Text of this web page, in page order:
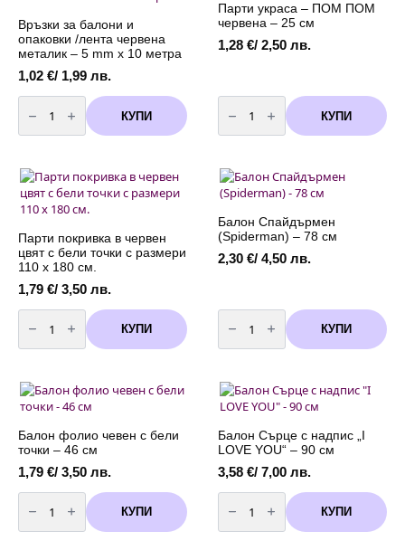
-
5mm
х
20
метра
Връзки за балони и
опаковки /лента червена
металик – 5 mm х 10 метра
1,02 €/ 1,99 лв.
количество
за
Връзки
за
опаковки
/
лента
червена
металик
-
5
mm
х
10
метра
КУПИ
Парти украса – ПОМ ПОМ
червена – 25 см
1,28 €/ 2,50 лв.
количество
за
Парти
украса
ПОМ
червена
-
см
КУПИ
Парти покривка в червен
цвят с бели точки с размери
110 х 180 см.
1,79 €/ 3,50 лв.
количество
за
Парти
покривка
цвят
с
бели
с
размери
110
х
180
см.
КУПИ
Балон Спайдърмен
(Spiderman) – 78 см
2,30 €/ 4,50 лв.
количество
за
Балон
Спайдърмен
78
см
КУПИ
Балон фолио чевен с бели
точки – 46 см
1,79 €/ 3,50 лв.
количество
за
Балон
фолио
КУПИ
Балон Сърце с надпис „I
LOVE YOU“ – 90 см
3,58 €/ 7,00 лв.
количество
за
Балон
Сърце
КУПИ